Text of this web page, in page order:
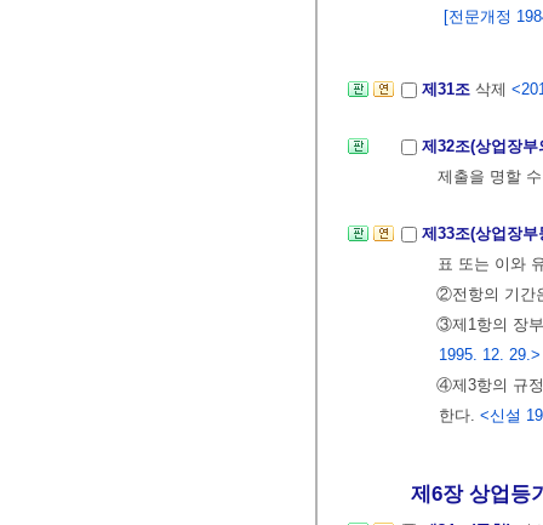
[전문개정
제31조 삭제
제32조(상업장
제출을 명할
제33조(상업장
표 또는 이와
②전항의 기간
③제1항의 장
1995. 12. 29.>
④제3항의 규
한다. <신설
제6장 상업등